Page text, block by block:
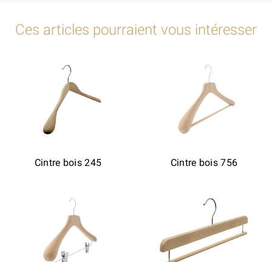
Ces articles pourraient vous intéresser
Cintre bois 245 Cintre bois 756